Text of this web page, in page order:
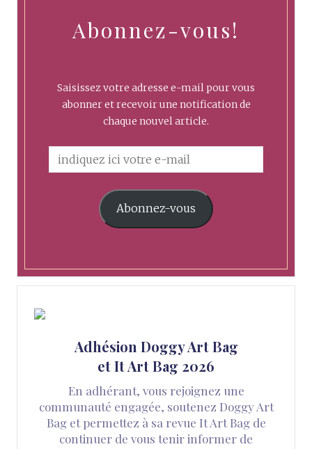
Abonnez-vous!
Saisissez votre adresse e-mail pour vous
abonner et recevoir une notification de
chaque nouvel article.
Abonnez-vous
Adhésion Doggy Art Bag
et It Art Bag 2026
En adhérant, vous rejoignez une
communauté engagée, soutenez Doggy Art
Bag et permettez à sa revue It Art Bag de
continuer de vous tenir informer de